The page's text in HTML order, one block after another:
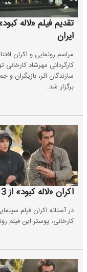
تقدیم فیلم «لاله
ایران
مراسم رونمایی و اکران
کارگردانی مهرشاد
سازندگان اثر، بازیگران
برگزار شد.
اکران «لاله کبود» از 3 مرداد در هنرو تجربه
در آستانه اکران فیلم
کارخانی، پوستر این فیلم